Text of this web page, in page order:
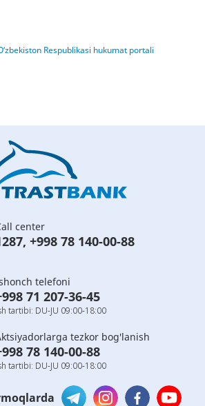
Respublikasi hukumat portali
center
, +998 78 140-00-88
telefoni
71 207-36-45
tartibi: DU-JU 09:00-18:00
tezkor bog'lanish
78 140-00-88
tartibi: DU-JU 09:00-18:00